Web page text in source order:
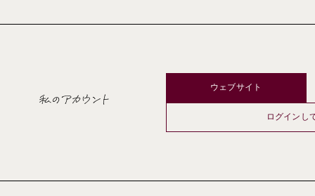
私のアカウント
ウェブサイト
ログインし